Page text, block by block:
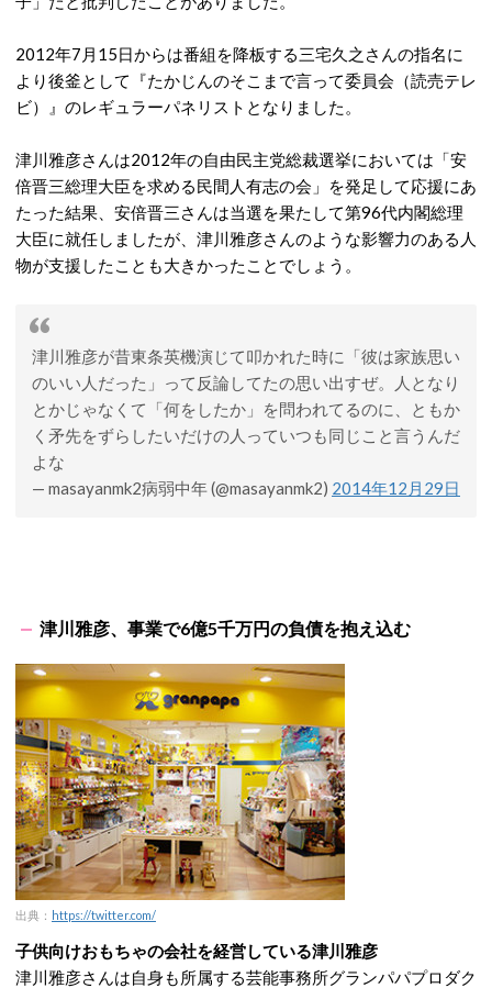
2012年7月15日からは番組を降板する三宅久之さんの指名に
より後釜として『たかじんのそこまで言って委員会（読売テレ
ビ）』のレギュラーパネリストとなりました。
津川雅彦さんは2012年の自由民主党総裁選挙においては「安
倍晋三総理大臣を求める民間人有志の会」を発足して応援にあ
たった結果、安倍晋三さんは当選を果たして第96代内閣総理
大臣に就任しましたが、津川雅彦さんのような影響力のある人
物が支援したことも大きかったことでしょう。
津川雅彦が昔東条英機演じて叩かれた時に「彼は家族思い
のいい人だった」って反論してたの思い出すぜ。人となり
とかじゃなくて「何をしたか」を問われてるのに、ともか
く矛先をずらしたいだけの人っていつも同じこと言うんだ
よな
— masayanmk2病弱中年 (@masayanmk2) 2014年12月29日
津川雅彦、事業で6億5千万円の負債を抱え込む
出典： https://twitter.com/
子供向けおもちゃの会社を経営している津川雅彦
津川雅彦さんは自身も所属する芸能事務所グランパパプロダク